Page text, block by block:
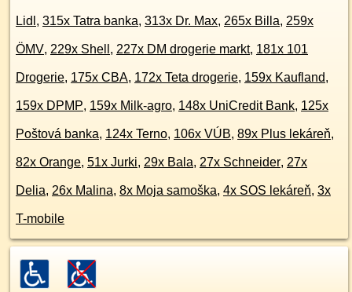
Lidl , 315x Tatra banka, 313x Dr. Max, 265x Billa, 259x
ÖMV, 229x Shell , 227x DM drogerie markt, 181x 101
Drogerie, 175x CBA, 172x Teta drogerie, 159x Kaufland,
159x DPMP, 159x Milk-agro, 148x UniCredit Bank, 125x
Poštová banka, 124x Terno, 106x VÚB, 89x Plus lekáreň,
82x Orange, 51x Jurki, 29x Bala, 27x Schneider, 27x
Delia, 26x Malina, 8x Moja samoška, 4x SOS lekáreň, 3x
T-mobile